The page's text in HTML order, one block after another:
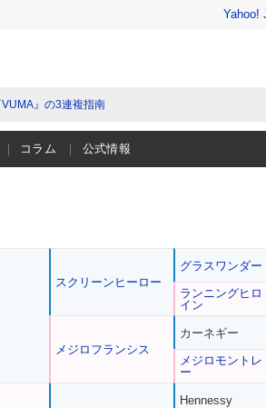
Yahoo!
VUMA』の3連複指南
コラム 公式情報
スクリーンヒーロー
メジロフランシス
グラスワンダー
ランニングヒロ
イン
カーネギー
メジロモントレ
ー
Hennessy